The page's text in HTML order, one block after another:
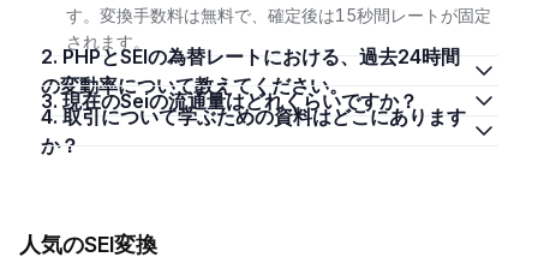
す。変換手数料は無料で、確定後は15秒間レートが固定
されます。
2. PHPとSEIの為替レートにおける、過去24時間
の変動率について教えてください。
3. 現在のSeiの流通量はどれくらいですか？
4. 取引について学ぶための資料はどこにあります
か？
人気のSEI変換